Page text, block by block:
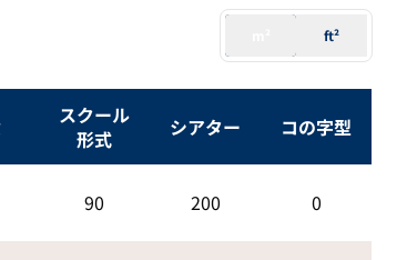
ft²
スクール
形式
シアター コの字型
90 200 0